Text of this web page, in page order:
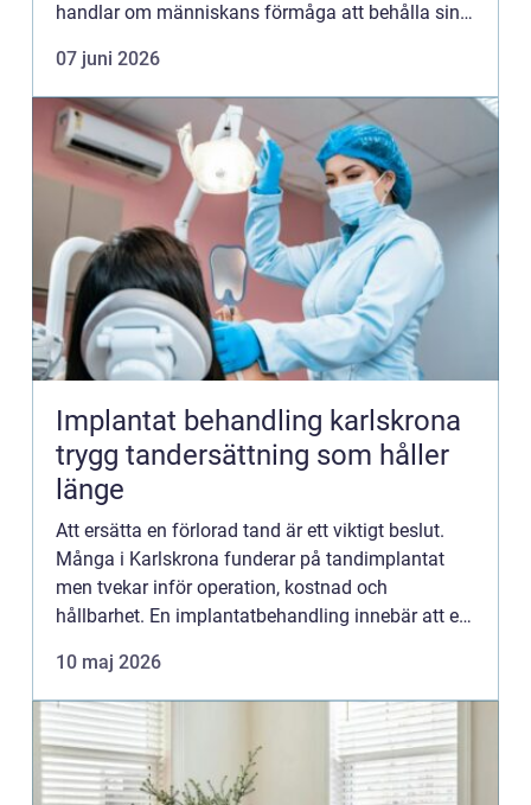
handlar om människans förmåga att behålla sin
07 juni 2026
Implantat behandling karlskrona
trygg tandersättning som håller
länge
Att ersätta en förlorad tand är ett viktigt beslut.
Många i Karlskrona funderar på tandimplantat
men tvekar inför operation, kostnad och
hållbarhet. En implantatbehandling innebär att en
bära en kro...
10 maj 2026